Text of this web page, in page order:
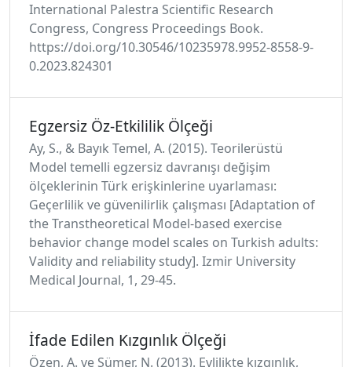
International Palestra Scientific Research
Congress, Congress Proceedings Book.
https://doi.org/10.30546/10235978.9952-8558-9-
0.2023.824301
Egzersiz Öz-Etkililik Ölçeği
Ay, S., & Bayık Temel, A. (2015). Teorilerüstü
Model temelli egzersiz davranışı değişim
ölçeklerinin Türk erişkinlerine uyarlaması:
Geçerlilik ve güvenilirlik çalışması [Adaptation of
the Transtheoretical Model-based exercise
behavior change model scales on Turkish adults:
Validity and reliability study]. Izmir University
Medical Journal, 1, 29-45.
İfade Edilen Kızgınlık Ölçeği
Özen, A. ve Sümer, N. (2013). Evlilikte kızgınlık,